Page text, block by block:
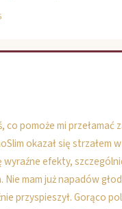
co pomoże mi przełamać
okazał się strzałem
wyraźne efekty,
mam już napadów
przyspieszył. Gorąco